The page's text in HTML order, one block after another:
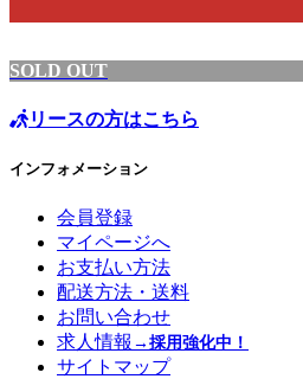
SOLD OUT
リースの方はこちら
インフォメーション
会員登録
マイページへ
お支払い方法
配送方法・送料
お問い合わせ
求人情報 →採用強化中！
サイトマップ